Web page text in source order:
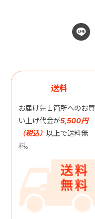
送料
お届け先１箇所へのお買
い上げ代金が5,500円
（税込） 以上で送料無
料。